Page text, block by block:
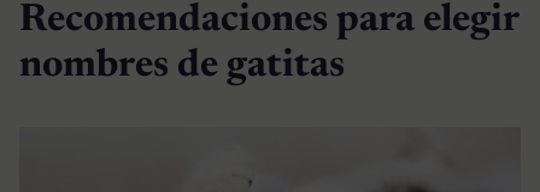
Recomendaciones para elegir
nombres de gatitas